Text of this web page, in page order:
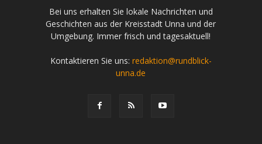
Bei uns erhalten Sie lokale Nachrichten und
Geschichten aus der Kreisstadt Unna und der
Umgebung. Immer frisch und tagesaktuell!
Kontaktieren Sie uns: redaktion@rundblick-
unna.de